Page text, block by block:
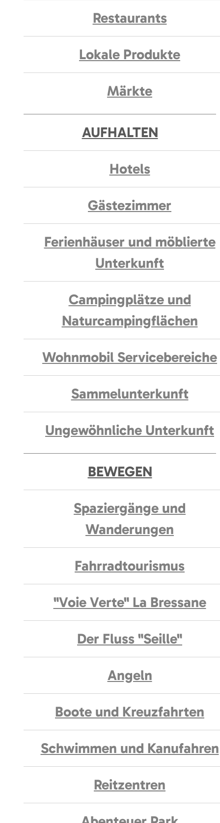
Restaurants
Lokale Produkte
Märkte
AUFHALTEN
Hotels
Gästezimmer
Ferienhäuser und möblierte
Unterkunft
Campingplätze und
Naturcampingflächen
Wohnmobil Servicebereiche
Sammelunterkunft
Ungewöhnliche Unterkunft
BEWEGEN
Spaziergänge und
Wanderungen
Fahrradtourismus
"Voie Verte" La Bressane
Der Fluss "Seille"
Angeln
Boote und Kreuzfahrten
Schwimmen und Kanufahren
Reitzentren